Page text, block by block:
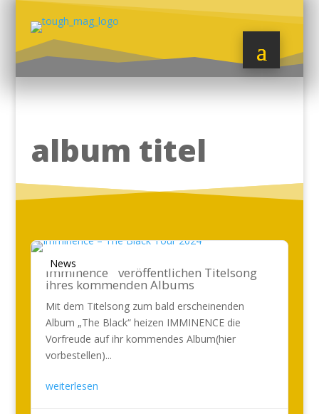
album titel
News
Imminence veröffentlichen Titelsong
ihres kommenden Albums
Mit dem Titelsong zum bald erscheinenden
Album „The Black“ heizen IMMINENCE die
Vorfreude auf ihr kommendes Album(hier
vorbestellen)...
weiterlesen